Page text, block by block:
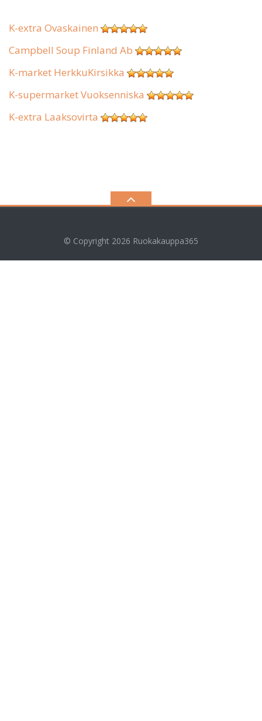
K-extra Ovaskainen
Campbell Soup Finland Ab
K-market HerkkuKirsikka
K-supermarket Vuoksenniska
K-extra Laaksovirta
© Copyright 2026 Ruokakauppa365